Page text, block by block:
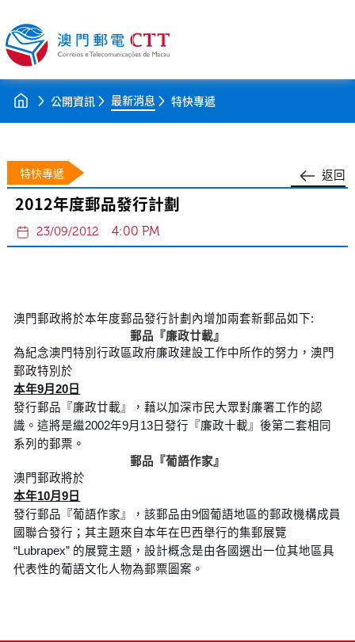
公開資訊 最新消息 特快專遞
返回
特快專遞
2012年度郵品發行計劃
23/09/2012 4:00 PM
澳門郵政將於本年度郵品發行計劃內增加兩套新郵品如下:
郵品『廉政廿載』
為紀念澳門特別行政區政府廉政建設工作中所作的努力，澳門
郵政特別於
本年9月20日
發行郵品『廉政廿載』，藉以加深市民大眾對廉署工作的認
識。這將是繼2002年9月13日發行『廉政十載』後第二套相同
系列的郵票。
郵品『葡語作家』
澳門郵政將於
本年10月9日
發行郵品『葡語作家』，該郵品由9個葡語地區的郵政機構成員
國聯合發行；其主題來自本年在巴西舉行的集郵展覽
“Lubrapex” 的展覽主題，設計概念是由各國選出一位其地區具
代表性的葡語文化人物為郵票圖案。